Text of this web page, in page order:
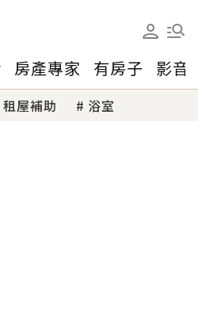
房產專家 有房子 影音
租屋補助 浴室